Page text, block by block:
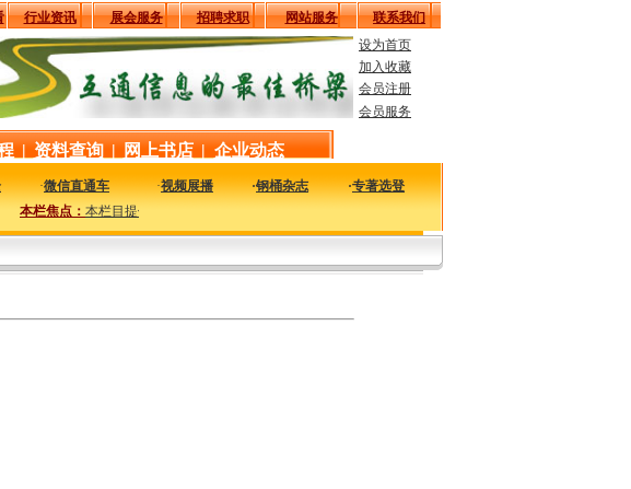
行业资讯 展会服务 招聘求职 网站服务
联系我们
设为首页
加入收藏
会员注册
会员服务
| 资料查询 | 网上书店 | 企业动态
·微信直通车 ·视频展播 ·钢桶杂志 ·专著选登
本栏焦点：本栏目提供国内外钢桶行业相关的原辅材料信息，供行业朋友参考。